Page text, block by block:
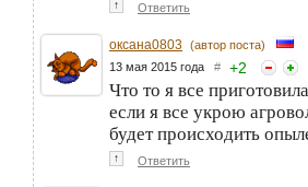
↑ Ответить
оксана0803 (автор поста)
13 мая 2015 года # +2
Что то я все
если я все укрою
будет происходить
↑ Ответить